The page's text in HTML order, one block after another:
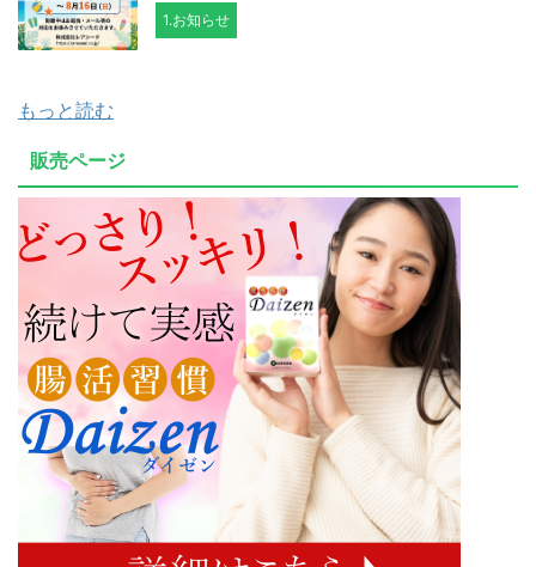
1.お知らせ
もっと読む
販売ページ